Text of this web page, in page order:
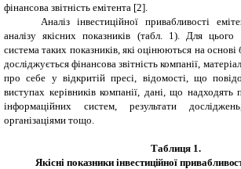
фінансова звітність емітента [2]
Аналіз інвестиційної привабливості
аналізу якісних показників (табл. 1). Для
система таких показників, які оцінюються на основі
досліджується фінансова звітність компанії,
про себе у відкритій пресі, відомості, що
виступах керівників компанії, дані, що надходять
інформаційних систем, результати
організаціями тощо.
Таблиця 1.
Якісні показники інвестиційної